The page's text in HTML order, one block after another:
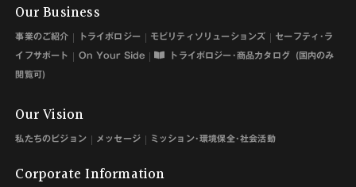
Our Business
事業のご紹介 トライボロジー モビリティソリューションズ セーフティ･ラ
イフサポート On Your Side トライボロジー･商品カタログ (国内のみ
閲覧可)
Our Vision
私たちのビジョン メッセージ ミッション･環境保全･社会活動
Corporate Information